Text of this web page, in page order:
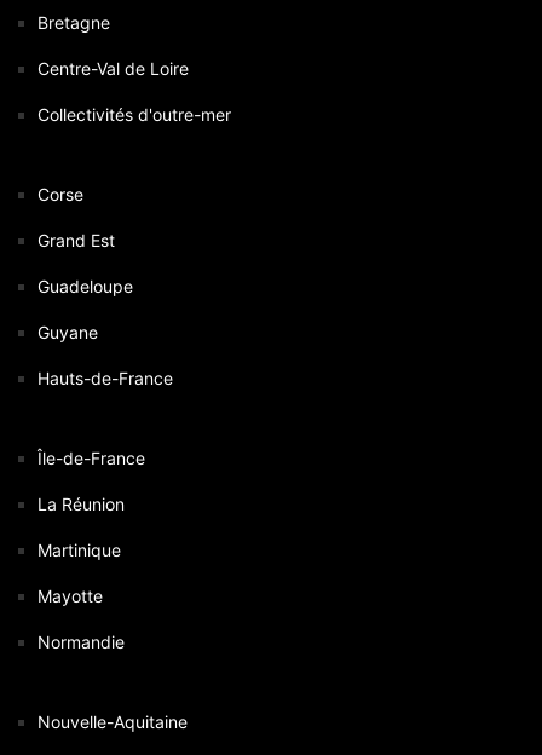
Bretagne
Centre-Val de Loire
Collectivités d'outre-mer
Corse
Grand Est
Guadeloupe
Guyane
Hauts-de-France
Île-de-France
La Réunion
Martinique
Mayotte
Normandie
Nouvelle-Aquitaine